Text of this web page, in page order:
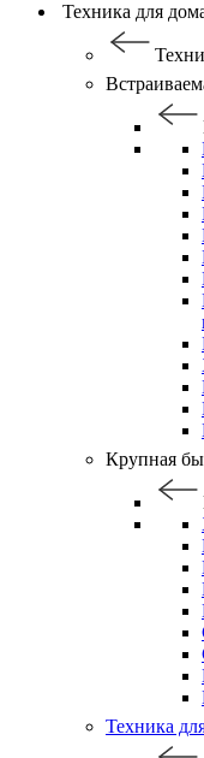
Техника для
Крупная
Техника